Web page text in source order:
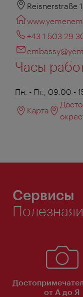
Reisnerstraße
+43 1 503 29
Часы
Пн. - Пт., 09:00 -
Карта
Сервисы
от А до Я